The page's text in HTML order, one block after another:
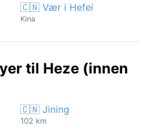
🇨🇳 Vær i Hefei
Kina
til Heze (innen
🇨🇳 Jining
102 km